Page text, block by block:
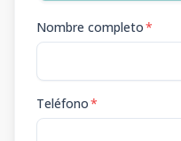
Nombre completo*
Teléfono*